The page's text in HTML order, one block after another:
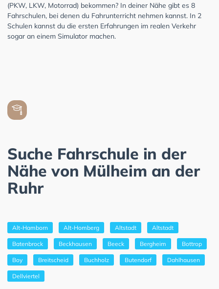
(PKW, LKW, Motorrad) bekommen? In deiner Nähe gibt es 8
Fahrschulen, bei denen du Fahrunterricht nehmen kannst. In 2
Schulen kannst du die ersten Erfahrungen im realen Verkehr
sogar an einem Simulator machen.
Suche Fahrschule in der
Nähe von Mülheim an der
Ruhr
Alt-Hamborn Alt-Homberg Altstadt Altstadt
Batenbrock Beckhausen Beeck Bergheim Bottrop
Boy Breitscheid Buchholz Butendorf Dahlhausen
Dellviertel